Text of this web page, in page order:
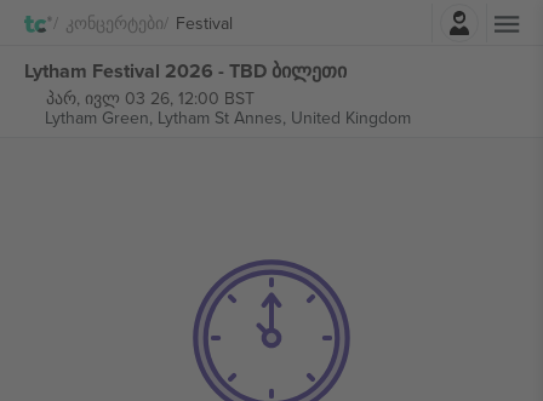
Კონცერტები Festival
Lytham Festival 2026 - TBD ბილეთი
პარ, ივლ 03 26, 12:00 BST
Lytham Green, Lytham St Annes, United Kingdom